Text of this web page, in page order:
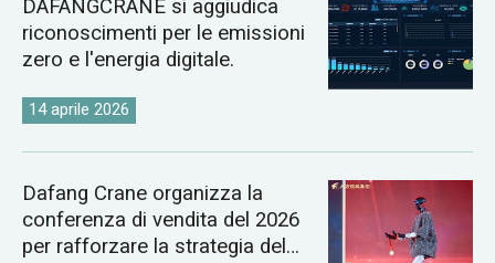
DAFANGCRANE si aggiudica
riconoscimenti per le emissioni
zero e l'energia digitale.
14 aprile 2026
Dafang Crane organizza la
conferenza di vendita del 2026
per rafforzare la strategia del